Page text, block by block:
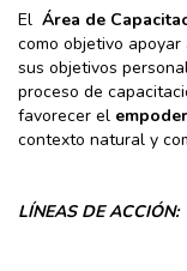
El Área de
como objetivo
sus objetivos
proceso de
favorecer el
contexto natural y
LÍNEAS DE ACCIÓN: